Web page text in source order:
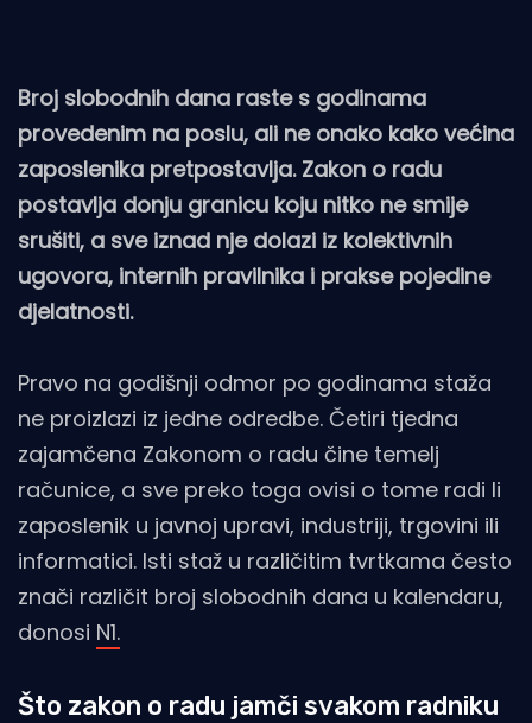
Broj slobodnih dana raste s godinama
provedenim na poslu, ali ne onako kako većina
zaposlenika pretpostavlja. Zakon o radu
postavlja donju granicu koju nitko ne smije
srušiti, a sve iznad nje dolazi iz kolektivnih
ugovora, internih pravilnika i prakse pojedine
djelatnosti.
Pravo na godišnji odmor po godinama staža
ne proizlazi iz jedne odredbe. Četiri tjedna
zajamčena Zakonom o radu čine temelj
računice, a sve preko toga ovisi o tome radi li
zaposlenik u javnoj upravi, industriji, trgovini ili
informatici. Isti staž u različitim tvrtkama često
znači različit broj slobodnih dana u kalendaru,
donosi N1.
Što zakon o radu jamči svakom radniku